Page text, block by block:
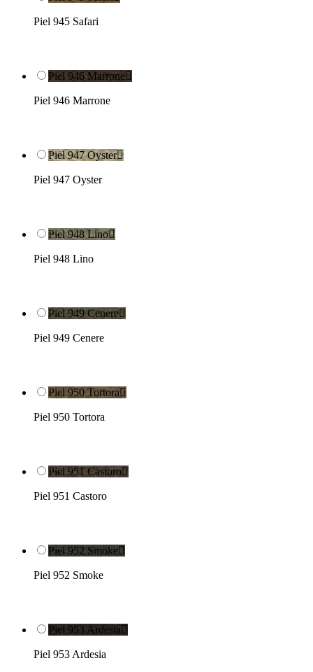
Piel 945 Safari
Piel 946 Marrone
Piel 946 Marrone
Piel 947 Oyster
Piel 947 Oyster
Piel 948 Lino
Piel 948 Lino
Piel 949 Cenere
Piel 949 Cenere
Piel 950 Tortora
Piel 950 Tortora
Piel 951 Castoro
Piel 951 Castoro
Piel 952 Smoke
Piel 952 Smoke
Piel 953 Ardesia
Piel 953 Ardesia